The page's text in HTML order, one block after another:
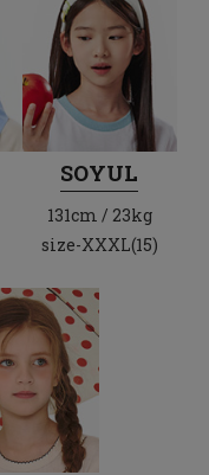
SOYUL
131cm / 23kg
size-XXXL(15)